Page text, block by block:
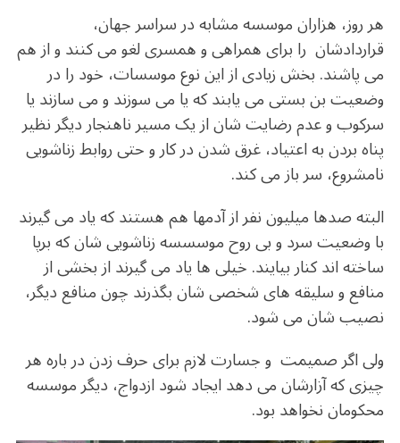
هر روز، هزاران موسسه مشابه در سراسر جهان،
قراردادشان را برای همراهی و همسری لغو می کنند و از هم
می پاشند. بخش زیادی از این نوع موسسات، خود را در
وضعیت بن بستی می یابند که یا می سوزند و می سازند یا
سرکوب و عدم رضایت شان از یک مسیر ناهنجار دیگر نظیر
پناه بردن به اعتیاد، غرق شدن در کار و حتی روابط زناشویی
نامشروع، سر باز می کند.
البته صدها میلیون نفر از آدمها هم هستند که یاد می گیرند
با وضعیت سرد و بی روح موسسسه زناشویی شان که برپا
ساخته اند کنار بیایند. خیلی ها یاد می گیرند از بخشی از
منافع و سلیقه های شخصی شان بگذرند چون منافع دیگر،
نصیب شان می شود.
ولی اگر صمیمت و جسارت لازم برای حرف زدن در باره هر
چیزی که آزارشان می دهد ایجاد شود ازدواج، دیگر موسسه
محکومان نخواهد بود.